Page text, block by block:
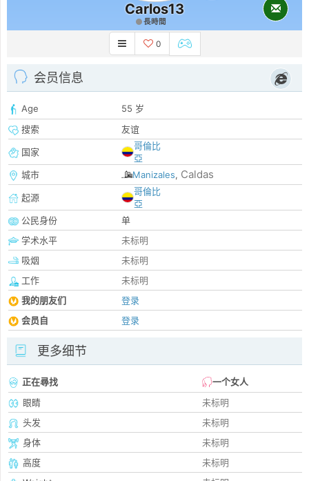
Carlos13
長時間
0
会员信息
Age
55 岁
搜索
友谊
国家
哥倫比
亞
城市
Manizales, Caldas
起源
哥倫比
亞
公民身份
单
学术水平
未标明
吸烟
未标明
工作
未标明
我的朋友们
登录
会员自
登录
更多细节
正在尋找
一个女人
眼睛
未标明
头发
未标明
身体
未标明
高度
未标明